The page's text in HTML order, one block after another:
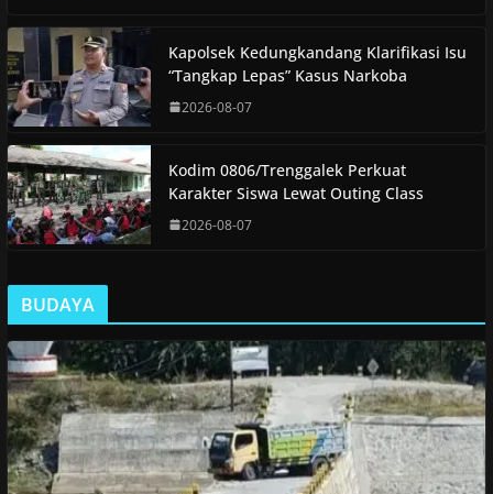
Kapolsek Kedungkandang Klarifikasi Isu
“Tangkap Lepas” Kasus Narkoba
2026-08-07
Kodim 0806/Trenggalek Perkuat
Karakter Siswa Lewat Outing Class
2026-08-07
BUDAYA